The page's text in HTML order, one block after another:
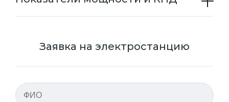
Заявка на электростанцию